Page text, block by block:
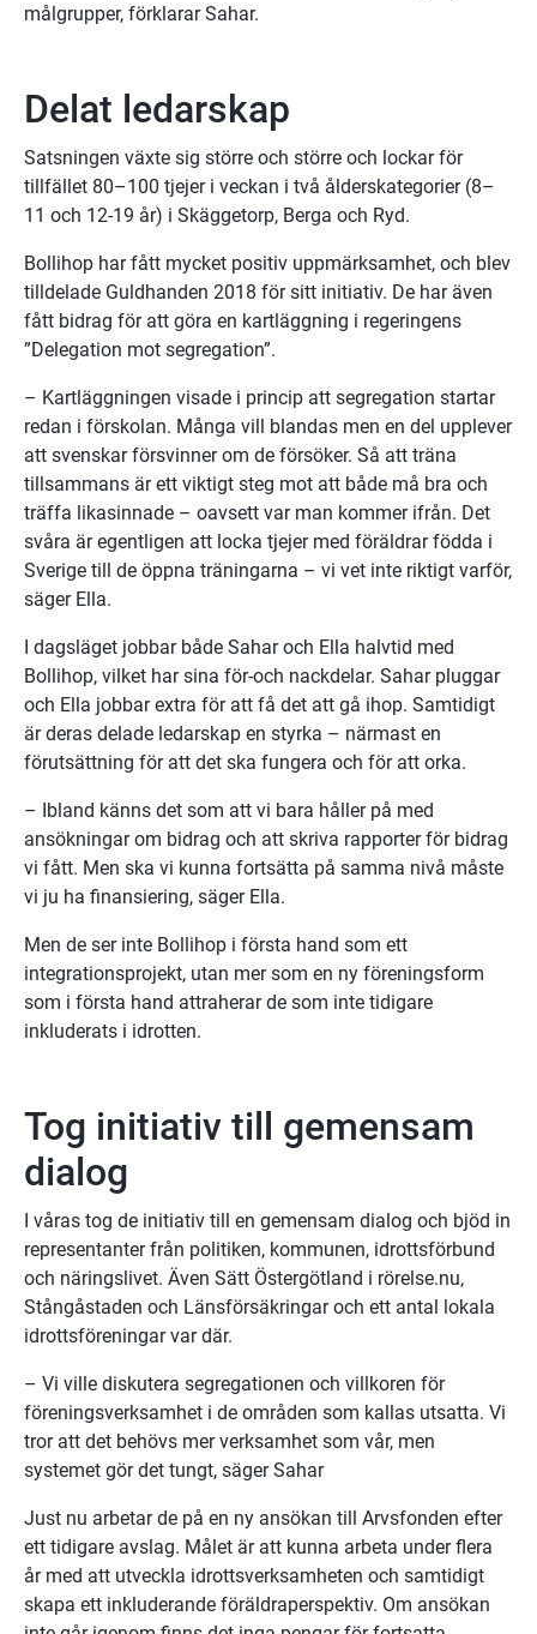
målgrupper, förklarar Sahar.
Delat ledarskap
Satsningen växte sig större och större och lockar för
tillfället 80–100 tjejer i veckan i två ålderskategorier (8–
11 och 12-19 år) i Skäggetorp, Berga och Ryd.
Bollihop har fått mycket positiv uppmärksamhet, och blev
tilldelade Guldhanden 2018 för sitt initiativ. De har även
fått bidrag för att göra en kartläggning i regeringens
”Delegation mot segregation”.
– Kartläggningen visade i princip att segregation startar
redan i förskolan. Många vill blandas men en del upplever
att svenskar försvinner om de försöker. Så att träna
tillsammans är ett viktigt steg mot att både må bra och
träffa likasinnade – oavsett var man kommer ifrån. Det
svåra är egentligen att locka tjejer med föräldrar födda i
Sverige till de öppna träningarna – vi vet inte riktigt varför,
säger Ella.
I dagsläget jobbar både Sahar och Ella halvtid med
Bollihop, vilket har sina för-och nackdelar. Sahar pluggar
och Ella jobbar extra för att få det att gå ihop. Samtidigt
är deras delade ledarskap en styrka – närmast en
förutsättning för att det ska fungera och för att orka.
– Ibland känns det som att vi bara håller på med
ansökningar om bidrag och att skriva rapporter för bidrag
vi fått. Men ska vi kunna fortsätta på samma nivå måste
vi ju ha finansiering, säger Ella.
Men de ser inte Bollihop i första hand som ett
integrationsprojekt, utan mer som en ny föreningsform
som i första hand attraherar de som inte tidigare
inkluderats i idrotten.
Tog initiativ till gemensam
dialog
I våras tog de initiativ till en gemensam dialog och bjöd in
representanter från politiken, kommunen, idrottsförbund
och näringslivet. Även Sätt Östergötland i rörelse.nu,
Stångåstaden och Länsförsäkringar och ett antal lokala
idrottsföreningar var där.
– Vi ville diskutera segregationen och villkoren för
föreningsverksamhet i de områden som kallas utsatta. Vi
tror att det behövs mer verksamhet som vår, men
systemet gör det tungt, säger Sahar
Just nu arbetar de på en ny ansökan till Arvsfonden efter
ett tidigare avslag. Målet är att kunna arbeta under flera
år med att utveckla idrottsverksamheten och samtidigt
skapa ett inkluderande föräldraperspektiv. Om ansökan